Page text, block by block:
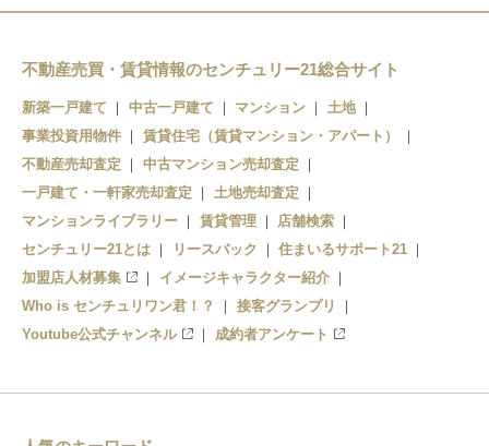
黒子
下館
不動産売買・賃貸情報のセンチュリー21総合サイト
新築一戸建て 中古一戸建て マンション
土地
事業投資用物件
賃貸住宅（賃貸マンション・アパート）
不動産売却査定
中古マンション売却査定
一戸建て・一軒家売却査定
土地売却査定
マンションライブラリー
賃貸管理
店舗検索
センチュリー21とは
リースバック
住まいるサポート21
加盟店人材募集
イメージキャラクター紹介
Who is センチュリワン君！？
接客グランプリ
Youtube公式チャンネル
成約者アンケート